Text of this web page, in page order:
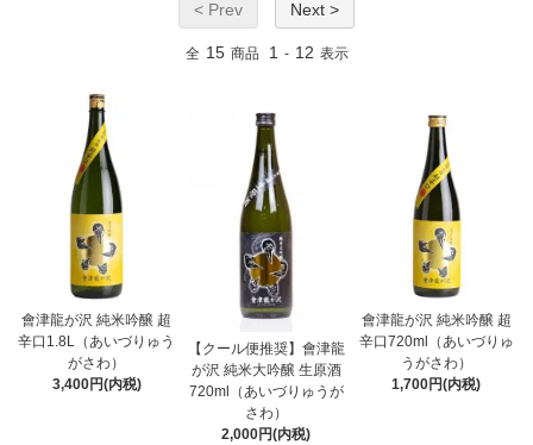
< Prev Next >
全 15 商品 1 - 12 表示
會津龍が沢 純米吟醸 超
辛口1.8L（あいづりゅう
がさわ）
3,400円(内税)
【クール便推奨】會津龍
が沢 純米大吟醸 生原酒
720ml（あいづりゅうが
さわ）
2,000円(内税)
會津龍が沢 純米吟醸 超
辛口720ml（あいづりゅ
うがさわ）
1,700円(内税)